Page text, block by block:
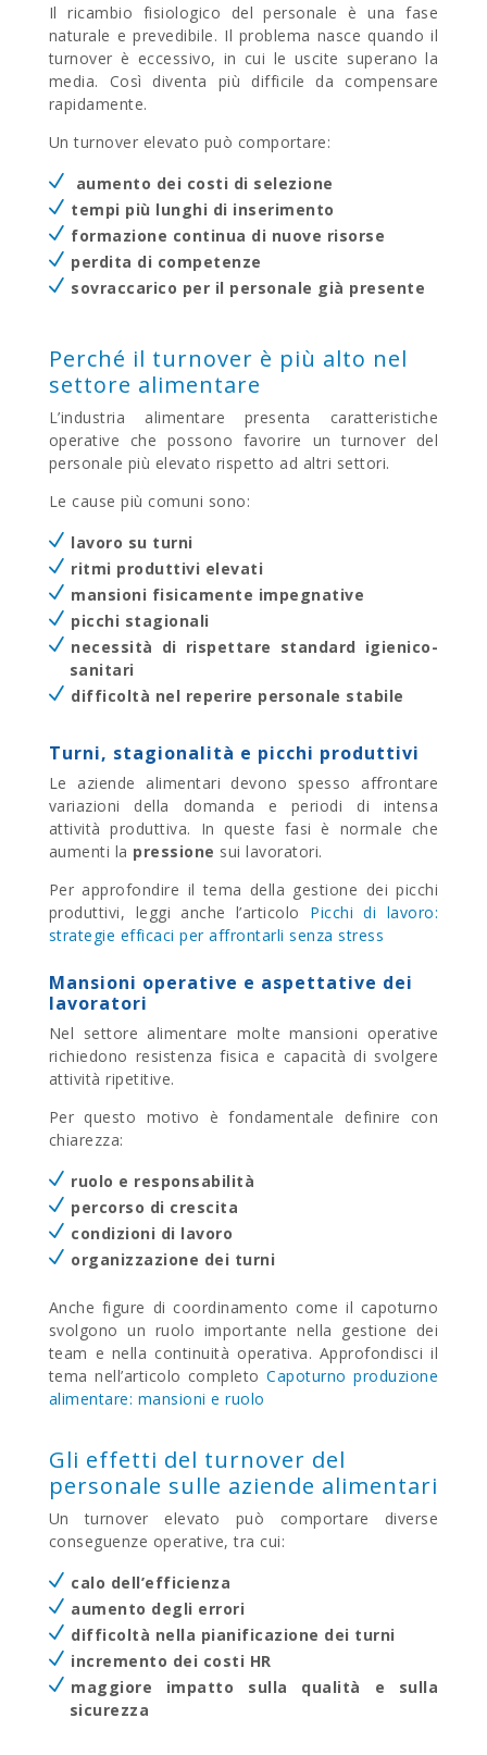
Il ricambio fisiologico
del personale è una fase
naturale e prevedibile. Il problema nasce quando il
turnover è eccessivo, in cui le uscite superano la
media. Così diventa più difficile da compensare
rapidamente.
Un turnover elevato può comportare:
aumento dei costi di selezione
tempi più lunghi di inserimento
formazione continua di nuove risorse
perdita di competenze
sovraccarico per il personale già presente
Perché il turnover è più alto nel
settore alimentare
L’industria alimentare presenta caratteristiche
operative che possono favorire un turnover del
personale più elevato rispetto ad altri settori.
Le cause più comuni sono:
lavoro su turni
ritmi produttivi elevati
mansioni fisicamente impegnative
picchi stagionali
necessità di rispettare standard igienico-
sanitari
difficoltà nel reperire personale stabile
Turni, stagionalità e picchi produttivi
Le aziende alimentari devono spesso affrontare
variazioni della domanda e periodi di intensa
attività produttiva. In queste fasi è normale che
aumenti la pressione sui lavoratori.
Per approfondire il tema della gestione dei picchi
produttivi, leggi anche l’articolo
Picchi di lavoro:
strategie efficaci per affrontarli senza stress
Mansioni operative e aspettative dei
lavoratori
Nel settore alimentare molte mansioni operative
richiedono resistenza fisica e capacità di svolgere
attività ripetitive.
Per questo motivo è fondamentale definire con
chiarezza:
ruolo e responsabilità
percorso di crescita
condizioni di lavoro
organizzazione dei turni
Anche figure di coordinamento come il capoturno
svolgono un ruolo importante nella gestione dei
team e nella continuità operativa. Approfondisci il
tema nell’articolo completo Capoturno produzione
alimentare: mansioni e ruolo
Gli effetti del turnover del
personale sulle aziende alimentari
Un turnover elevato può comportare diverse
conseguenze operative, tra cui:
calo dell’efficienza
aumento degli errori
difficoltà nella pianificazione dei turni
incremento dei costi HR
maggiore impatto sulla qualità e sulla
sicurezza